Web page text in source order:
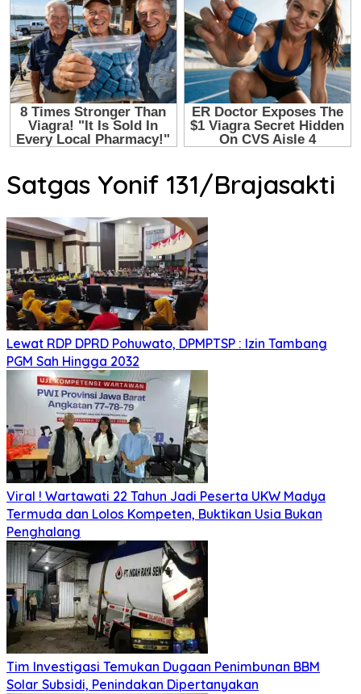
Satgas Yonif 131/Brajasakti
Lewat RDP DPRD Pohuwato, DPMPTSP : Izin Tambang
PGM Sah Hingga 2032
Viral ! Wartawati 22 Tahun Jadi Peserta UKW Madya
Termuda dan Lolos Kompeten, Buktikan Usia Bukan
Penghalang
Tim Investigasi Temukan Dugaan Penimbunan BBM
Solar Subsidi, Penindakan Dipertanyakan